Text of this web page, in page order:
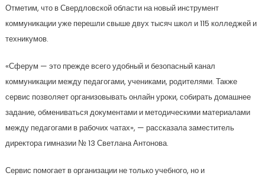
Отметим, что в Свердловской области на новый инструмент
коммуникации уже перешли свыше двух тысяч школ и 115 колледжей и
техникумов.
«Сферум — это прежде всего удобный и безопасный канал
коммуникации между педагогами, учениками, родителями. Также
сервис позволяет организовывать онлайн уроки, собирать домашнее
задание, обмениваться документами и методическими материалами
между педагогами в рабочих чатах», — рассказала заместитель
директора гимназии № 13 Светлана Антонова.
Сервис помогает в организации не только учебного, но и